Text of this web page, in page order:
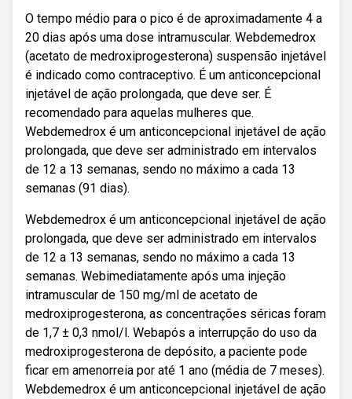
O tempo médio para o pico é de aproximadamente 4 a
20 dias após uma dose intramuscular. Webdemedrox
(acetato de medroxiprogesterona) suspensão injetável
é indicado como contraceptivo. É um anticoncepcional
injetável de ação prolongada, que deve ser. É
recomendado para aquelas mulheres que.
Webdemedrox é um anticoncepcional injetável de ação
prolongada, que deve ser administrado em intervalos
de 12 a 13 semanas, sendo no máximo a cada 13
semanas (91 dias).
Webdemedrox é um anticoncepcional injetável de ação
prolongada, que deve ser administrado em intervalos
de 12 a 13 semanas, sendo no máximo a cada 13
semanas. Webimediatamente após uma injeção
intramuscular de 150 mg/ml de acetato de
medroxiprogesterona, as concentrações séricas foram
de 1,7 ± 0,3 nmol/l. Webapós a interrupção do uso da
medroxiprogesterona de depósito, a paciente pode
ficar em amenorreia por até 1 ano (média de 7 meses).
Webdemedrox é um anticoncepcional injetável de ação